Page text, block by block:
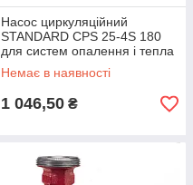
Насос циркуляційний
STANDARD CPS 25-4S 180
для систем опалення і тепла
підлога з шнуром і виделкою
Немає в наявності
1 046,50 ₴